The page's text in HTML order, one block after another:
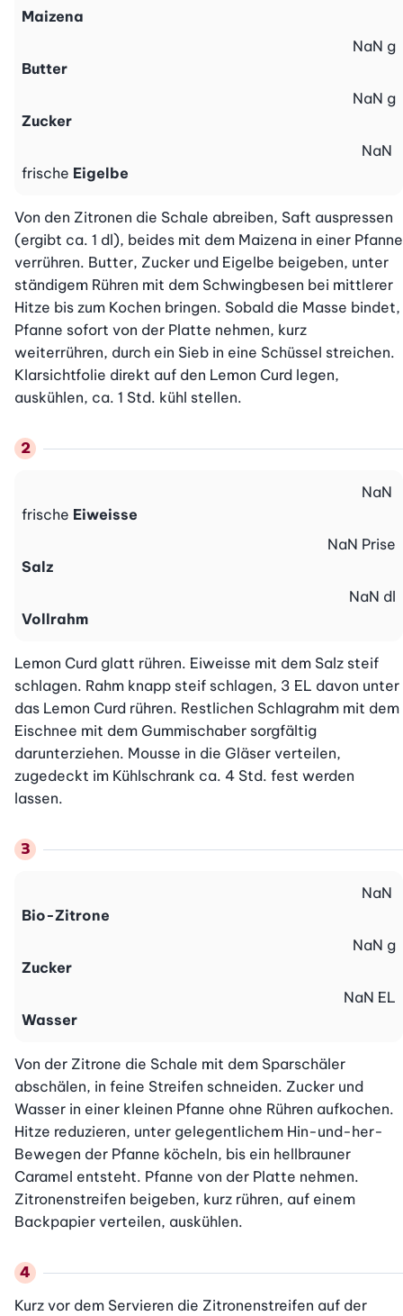
Maizena
Butter
NaN g
Zucker
NaN g
frische Eigelbe
NaN
Von den Zitronen die Schale abreiben, Saft auspressen
(ergibt ca. 1 dl), beides mit dem Maizena in einer Pfanne
verrühren. Butter, Zucker und Eigelbe beigeben, unter
ständigem Rühren mit dem Schwingbesen bei mittlerer
Hitze bis zum Kochen bringen. Sobald die Masse bindet,
Pfanne sofort von der Platte nehmen, kurz
weiterrühren, durch ein Sieb in eine Schüssel streichen.
Klarsichtfolie direkt auf den Lemon Curd legen,
auskühlen, ca. 1 Std. kühl stellen.
frische Eiweisse
NaN
Salz
NaN Prise
Vollrahm
NaN dl
Lemon Curd glatt rühren. Eiweisse mit dem Salz steif
schlagen. Rahm knapp steif schlagen, 3 EL davon unter
das Lemon Curd rühren. Restlichen Schlagrahm mit dem
Eischnee mit dem Gummischaber sorgfältig
darunterziehen. Mousse in die Gläser verteilen,
zugedeckt im Kühlschrank ca. 4 Std. fest werden
lassen.
Bio-Zitrone
NaN
Zucker
NaN g
Wasser
NaN EL
Von der Zitrone die Schale mit dem Sparschäler
abschälen, in feine Streifen schneiden. Zucker und
Wasser in einer kleinen Pfanne ohne Rühren aufkochen.
Hitze reduzieren, unter gelegentlichem Hin-und-her-
Bewegen der Pfanne köcheln, bis ein hellbrauner
Caramel entsteht. Pfanne von der Platte nehmen.
Zitronenstreifen beigeben, kurz rühren, auf einem
Backpapier verteilen, auskühlen.
Kurz vor dem Servieren die Zitronenstreifen auf der